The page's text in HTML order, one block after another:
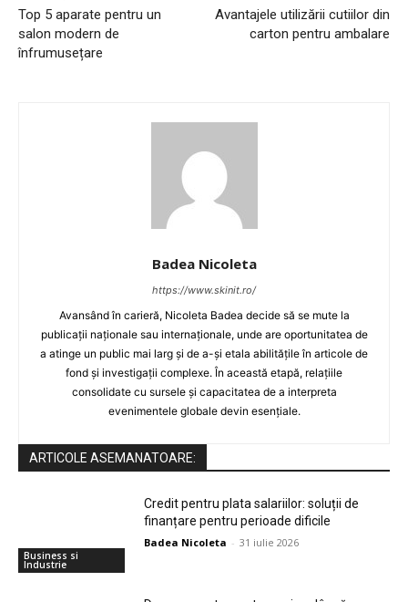
Top 5 aparate pentru un
salon modern de
înfrumusețare
Avantajele utilizării cutiilor din
carton pentru ambalare
Badea Nicoleta
https://www.skinit.ro/
Avansând în carieră, Nicoleta Badea decide să se mute la
publicații naționale sau internaționale, unde are oportunitatea de
a atinge un public mai larg și de a-și etala abilitățile în articole de
fond și investigații complexe. În această etapă, relațiile
consolidate cu sursele și capacitatea de a interpreta
evenimentele globale devin esențiale.
ARTICOLE ASEMANATOARE:
Business si
Industrie
Credit pentru plata salariilor: soluții de
finanțare pentru perioade dificile
Badea Nicoleta - 31 iulie 2026